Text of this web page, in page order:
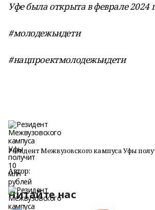
Уфе была открыта в феврале 2024
#молодежьидети
#нацпроектмолодежьидети
Резидент Межвузовского кампуса Уфы
Автор:
Читайте нас